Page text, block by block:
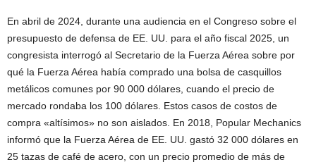
En abril de 2024, durante una audiencia en el Congreso sobre el
presupuesto de defensa de EE. UU. para el año fiscal 2025, un
congresista interrogó al Secretario de la Fuerza Aérea sobre por
qué la Fuerza Aérea había comprado una bolsa de casquillos
metálicos comunes por 90 000 dólares, cuando el precio de
mercado rondaba los 100 dólares. Estos casos de costos de
compra «altísimos» no son aislados. En 2018, Popular Mechanics
informó que la Fuerza Aérea de EE. UU. gastó 32 000 dólares en
25 tazas de café de acero, con un precio promedio de más de